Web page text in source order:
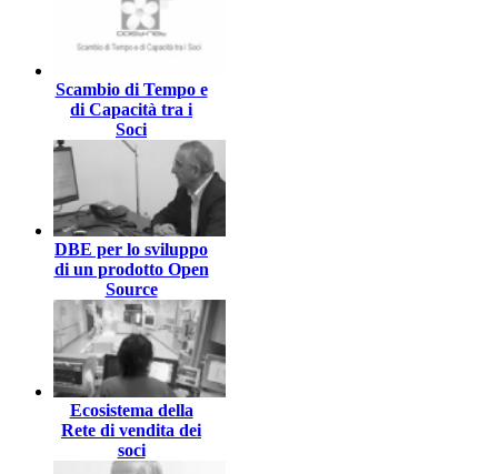
Scambio di Tempo e
di Capacità tra i
Soci
DBE per lo sviluppo
di un prodotto Open
Source
Ecosistema della
Rete di vendita dei
soci